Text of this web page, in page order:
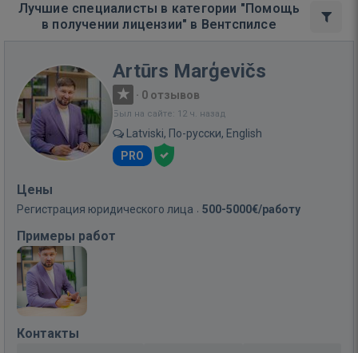
Лучшие специалисты в категории "Помощь
в получении лицензии" в Вентспилсе
Artūrs Marģevičs
· 0 отзывов
Был на сайте: 12 ч. назад
Latviski, По-русски, English
PRO
Цены
Регистрация юридического лица 500-5000€/работу
Примеры работ
Контакты